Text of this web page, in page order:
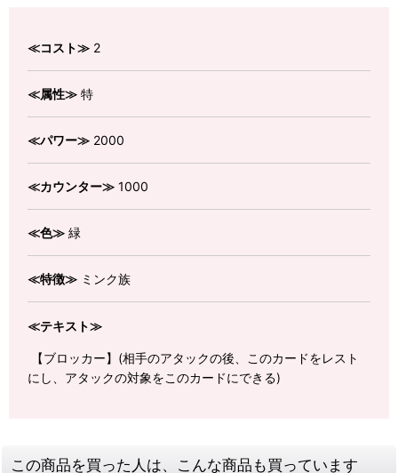
≪コスト≫ 2
≪属性≫ 特
≪パワー≫ 2000
≪カウンター≫ 1000
≪色≫ 緑
≪特徴≫ ミンク族
≪テキスト≫
【ブロッカー】(相手のアタックの後、このカードをレスト
にし、アタックの対象をこのカードにできる)
この商品を買った人は、こんな商品も買っています